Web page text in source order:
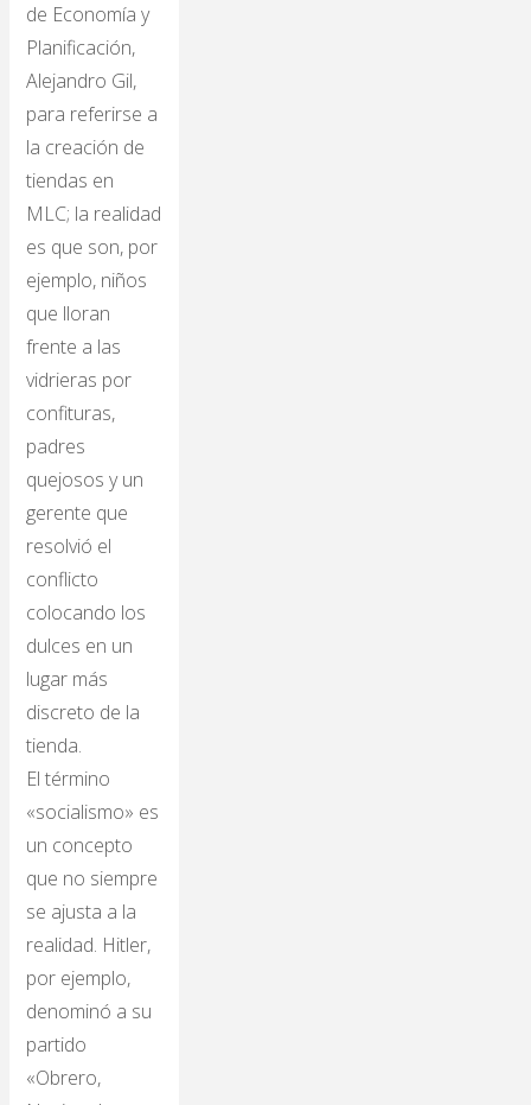
de Economía y
Planificación,
Alejandro Gil,
para referirse a
la creación de
tiendas en
MLC; la realidad
es que son, por
ejemplo, niños
que lloran
frente a las
vidrieras por
confituras,
padres
quejosos y un
gerente que
resolvió el
conflicto
colocando los
dulces en un
lugar más
discreto de la
tienda.
El término
«socialismo» es
un concepto
que no siempre
se ajusta a la
realidad. Hitler,
por ejemplo,
denominó a su
partido
«Obrero,